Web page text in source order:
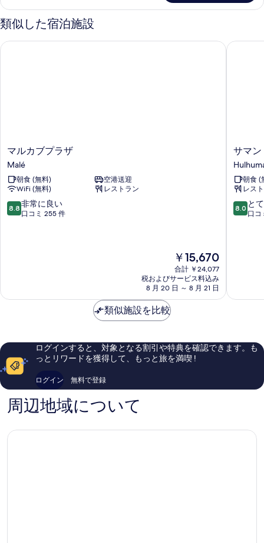
細
類似した宿泊施設
マ
ル
カ
ブ
プ
ラ
ザ
マルカブプラザ
Malé
朝食 (無料)
空港送迎
WiFi (無料)
レストラン
10
段
い、
255
件
の
ミ
8.8 非常に良い
口コミ 255 件
現
在
の
料
金
￥15,670
合計 ￥24,077
税およびサービス料込み
8 月 20 日 ～ 8 月 21 日
マルカブプラザ
サ
マ
ン
ブ
ル
ー
サマン
朝食 (
レス
10
段
い、
1
件
8.0 と
口コ
サマン
類似施設を比較
ログインすると、対象となる割引や特典を確認できます。も
っとリワードを獲得して、もっと旅を満喫 !
ログイン 無料で登録
周辺地域について